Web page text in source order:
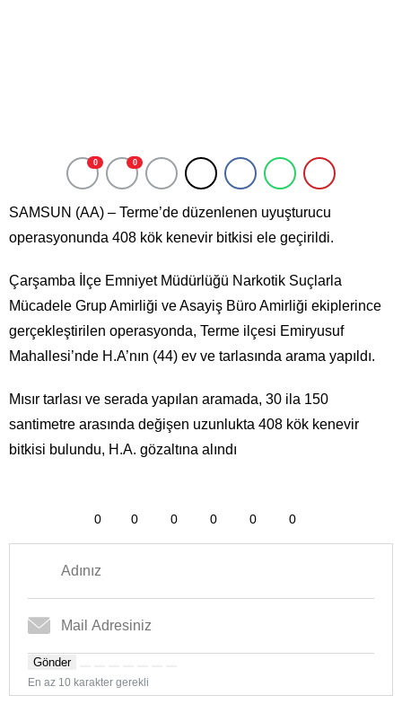
0 0
SAMSUN (AA) – Terme’de düzenlenen uyuşturucu
operasyonunda 408 kök kenevir bitkisi ele geçirildi.
Çarşamba İlçe Emniyet Müdürlüğü Narkotik Suçlarla
Mücadele Grup Amirliği ve Asayiş Büro Amirliği ekiplerince
gerçekleştirilen operasyonda, Terme ilçesi Emiryusuf
Mahallesi’nde H.A’nın (44) ev ve tarlasında arama yapıldı.
Mısır tarlası ve serada yapılan aramada, 30 ila 150
santimetre arasında değişen uzunlukta 408 kök kenevir
bitkisi bulundu, H.A. gözaltına alındı
0 0 0 0 0 0
Gönder
En az 10 karakter gerekli